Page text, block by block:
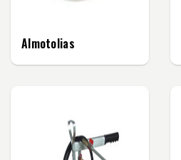
Almotolias